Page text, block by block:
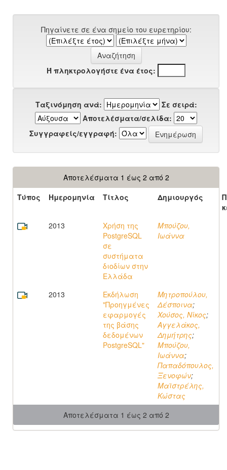
Πηγαίνετε σε ένα σημείο του ευρετηρίου:
Ή πληκτρολογήστε ένα έτος:
Ταξινόμηση ανά:
Σε σειρά:
Αποτελέσματα/σελίδα:
Συγγραφείς/εγγραφή:
Αποτελέσματα 1 έως 2 από 2
Τύπος
Ημερομηνία Τίτλος Δημιουργός
2013
Χρήση της
PostgreSQL
σε
συστήματα
διοδίων στην
Ελλάδα
Μπούζου,
Ιωάννα
2013
Εκδήλωση
"Προηγμένες
εφαρμογές
της βάσης
δεδομένων
PostgreSQL"
Μητροπούλου,
Δέσποινα;
Χούσος, Νίκος;
Αγγελάκος,
Δημήτρης;
Μπούζου,
Ιωάννα;
Παπαδόπουλος,
Ξενοφών;
Μαϊστρέλης,
Κώστας
Αποτελέσματα 1 έως 2 από 2